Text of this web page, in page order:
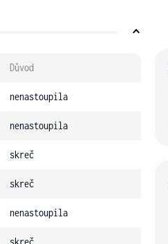
Důvod
nenastoupila
nenastoupila
skreč
skreč
nenastoupila
skreč